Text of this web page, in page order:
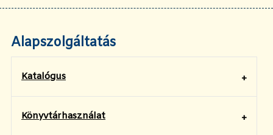
Alapszolgáltatás
Katalógus
Könyvtárhasználat